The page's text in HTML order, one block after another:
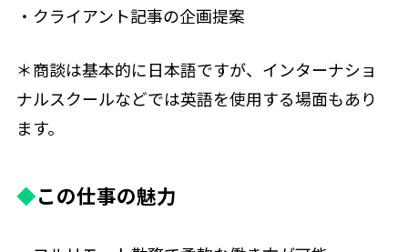
・クライアント記事の企画提案
＊商談は基本的に日本語ですが、インターナショ
ナルスクールなどでは英語を使用する場面もあり
ます。
◆この仕事の魅力